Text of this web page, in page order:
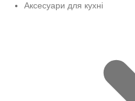
Аксесуари для кухні